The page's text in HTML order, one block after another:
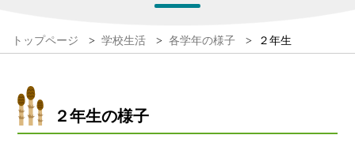
トップページ > 学校生活 > 各学年の様子 > ２年生
２年生の様子